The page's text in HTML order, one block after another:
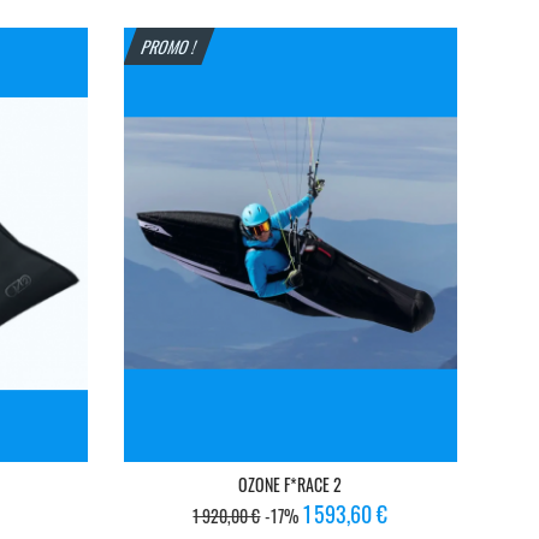
base
PROMO !
OZONE F*RACE 2
Prix
1 920,00 €-17%Prix
1 593,60 €